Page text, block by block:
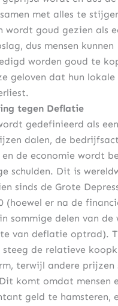
met alles te
wordt goud gezien als
dus mensen kunnen
worden goud te
geloven dat hun
tegen Deflatie
gedefinieerd als
dalen, de
de economie wordt
schulden. Dit is
sinds de Grote
(hoewel er na de
sommige delen van de
van deflatie optrad).
steeg de relatieve
terwijl andere prijzen
komt omdat mensen
geld te hamsteren,